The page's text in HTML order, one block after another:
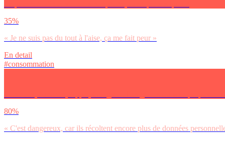
35%
« Je ne suis pas du tout à l'aise, ça me fait peur »
En detail
#consommation
80%
« C'est dangereux, car ils récoltent encore plus de données